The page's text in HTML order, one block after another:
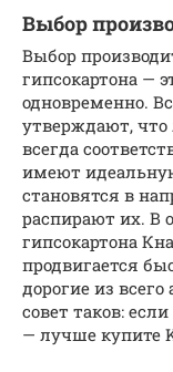
Выбор
Выбор
гипсокартона —
одновременно.
утверждают,
всегда
имеют
становятся в
распирают их. В
гипсокартона
продвигается
дорогие из
совет таков:
— лучше купите